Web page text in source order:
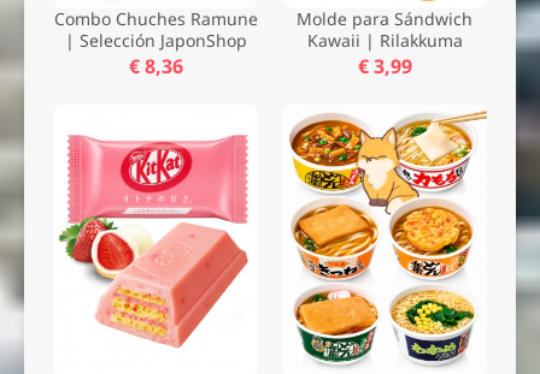
Combo Chuches Ramune
| Selección JaponShop
€ 8,36
Molde para Sándwich
Kawaii | Rilakkuma
€ 3,99